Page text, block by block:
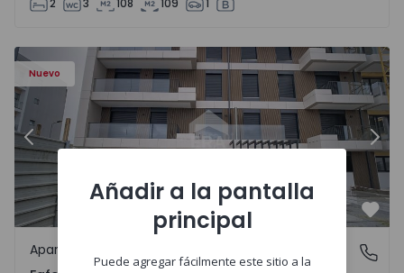
2 3 108 109 1
Nuevo
Apartamento T3 Fafe - 1575131 - 58
Anterior
Fafe, Braga
Apartamento
Añadir a la pantalla
principal
Puede agregar fácilmente este sitio a la